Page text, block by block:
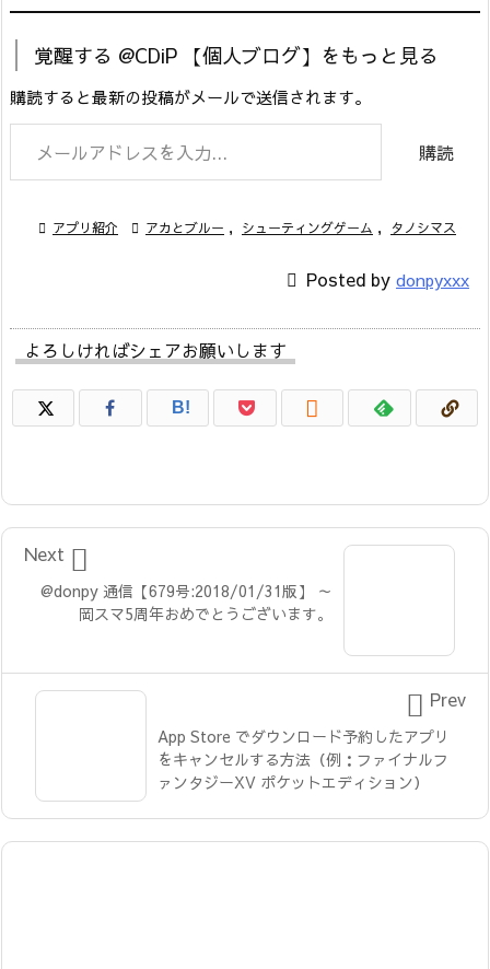
覚醒する @CDiP 【個人ブログ】をもっと見る
購読すると最新の投稿がメールで送信されます。
メールアドレスを入力...
購読
 アプリ紹介  アカとブルー , シューティングゲーム , タノシマス
 Posted by donpyxxx
よろしければシェアお願いします
B! 
@donpy 通信【679号:2018/01/31版】 ～
岡スマ5周年おめでとうございます。

Next
App Store でダウンロード予約したアプリ
をキャンセルする方法（例：ファイナルフ
ァンタジーXV ポケットエディション）
 Prev